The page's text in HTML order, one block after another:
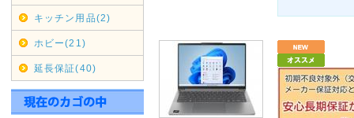
キッチン用品(2)
ホビー(21)
延長保証(40)
台風の影響により集荷、配
す。
ご利用のお客様にはご迷惑
文を頂きます様お願い申し